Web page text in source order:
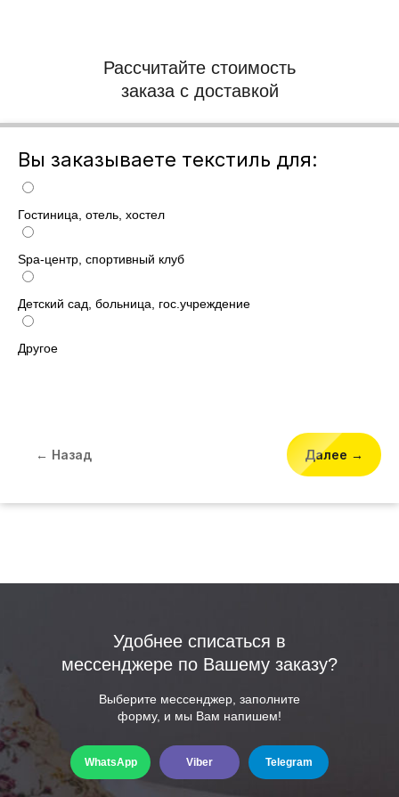
Рассчитайте стоимость
заказа с доставкой
Вы заказываете текстиль для:
Гостиница, отель, хостел
Spa-центр, спортивный клуб
Детский сад, больница, гос.учреждение
Другое
← Назад Далее →
Удобнее списаться в
мессенджере по Вашему заказу?
Выберите мессенджер, заполните
форму, и мы Вам напишем!
WhatsApp Viber Telegram